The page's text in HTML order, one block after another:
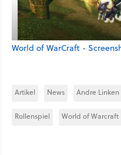
World of WarCraft -
Artikel News Andre Linken
Rollenspiel World of Warcraft